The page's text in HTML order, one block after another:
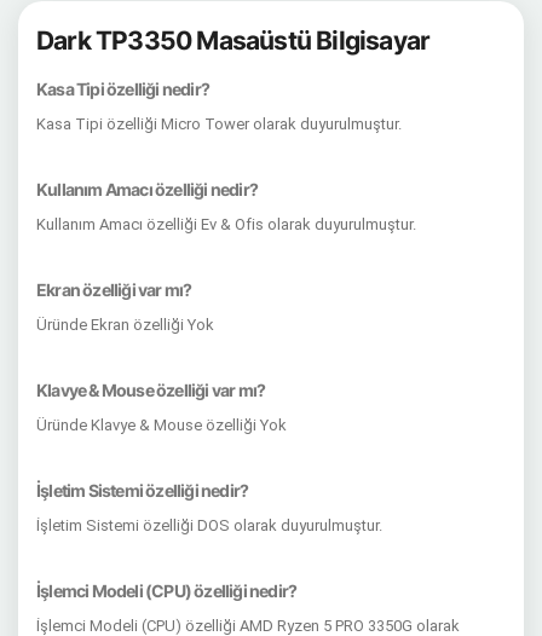
Dark TP3350 Masaüstü Bilgisayar
Kasa Tipi özelliği nedir?
Kasa Tipi özelliği Micro Tower olarak duyurulmuştur.
Kullanım Amacı özelliği nedir?
Kullanım Amacı özelliği Ev & Ofis olarak duyurulmuştur.
Ekran özelliği var mı?
Üründe Ekran özelliği Yok
Klavye & Mouse özelliği var mı?
Üründe Klavye & Mouse özelliği Yok
İşletim Sistemi özelliği nedir?
İşletim Sistemi özelliği DOS olarak duyurulmuştur.
İşlemci Modeli (CPU) özelliği nedir?
İşlemci Modeli (CPU) özelliği AMD Ryzen 5 PRO 3350G olarak